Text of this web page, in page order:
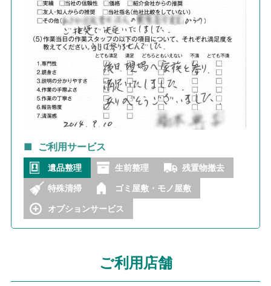
ご利用サービス
遺品整理 生前整理
残置物撤去
特殊清掃
ゴミ屋敷・モノ屋敷
オプションサービス
ご利用店舗